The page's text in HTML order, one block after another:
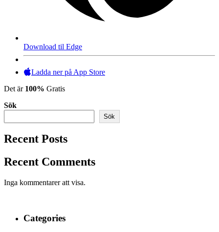
Download til Edge
Ladda ner på App Store
Det är 100% Gratis
Sök
Sök
Recent Posts
Recent Comments
Inga kommentarer att visa.
Categories